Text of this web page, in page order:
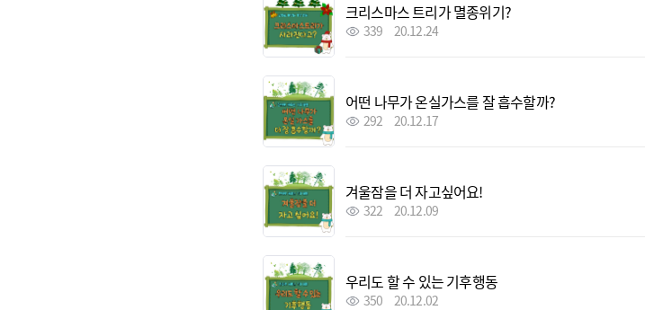
크리스마스 트리가 멸종위기?
339 20.12.24
어떤 나무가 온실가스를 잘 흡수할까?
292 20.12.17
겨울잠을 더 자고싶어요!
322 20.12.09
우리도 할 수 있는 기후행동
350 20.12.02